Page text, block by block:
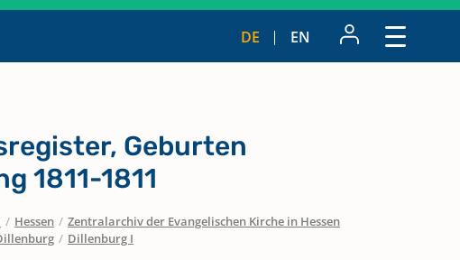
DE EN
Geburten
1811-1811
/ Hessen / Zentralarchiv der Evangelischen Kirche in Hessen
/ Dillenburg I